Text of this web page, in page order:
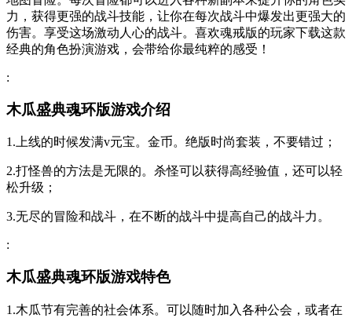
力，获得更强的战斗技能，让你在每次战斗中爆发出更强大的
伤害。享受这场激动人心的战斗。喜欢魂戒版的玩家下载这款
经典的角色扮演游戏，会带给你最纯粹的感受！
:
木瓜盛典魂环版游戏介绍
1.上线的时候发满v元宝。金币。绝版时尚套装，不要错过；
2.打怪兽的方法是无限的。杀怪可以获得高经验值，还可以轻
松升级；
3.无尽的冒险和战斗，在不断的战斗中提高自己的战斗力。
:
木瓜盛典魂环版游戏特色
1.木瓜节有完善的社会体系。可以随时加入各种公会，或者在